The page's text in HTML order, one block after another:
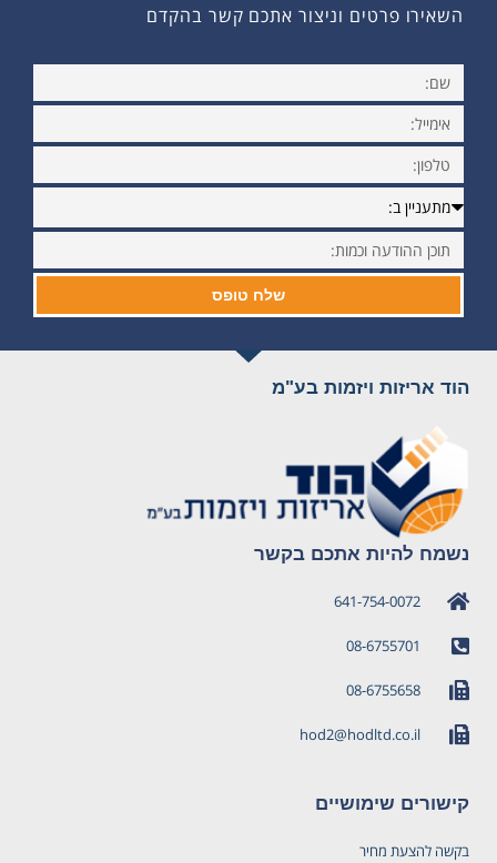
השאירו פרטים וניצור אתכם קשר בהקדם
שלח טופס
הוד אריזות ויזמות בע"מ
נשמח להיות אתכם בקשר
641-754-0072
08-6755701
08-6755658
hod2@hodltd.co.il
קישורים שימושיים
בקשה להצעת מחיר